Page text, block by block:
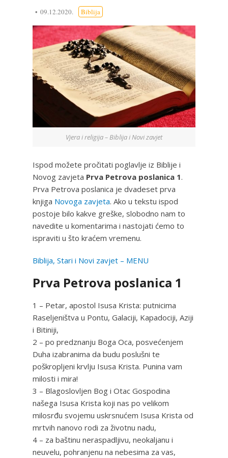
09.12.2020. Biblija
Vjera i religija – Biblija i Novi zavjet
Ispod možete pročitati poglavlje iz Biblije i
Novog zavjeta Prva Petrova poslanica 1.
Prva Petrova poslanica je dvadeset prva
knjiga Novoga zavjeta. Ako u tekstu ispod
postoje bilo kakve greške, slobodno nam to
navedite u komentarima i nastojati ćemo to
ispraviti u što kraćem vremenu.
Biblija, Stari i Novi zavjet – MENU
Prva Petrova poslanica 1
1 – Petar, apostol Isusa Krista: putnicima
Raseljeništva u Pontu, Galaciji, Kapadociji, Aziji
i Bitiniji,
2 – po predznanju Boga Oca, posvećenjem
Duha izabranima da budu poslušni te
poškropljeni krvlju Isusa Krista. Punina vam
milosti i mira!
3 – Blagoslovljen Bog i Otac Gospodina
našega Isusa Krista koji nas po velikom
milosrđu svojemu uskrsnućem Isusa Krista od
mrtvih nanovo rodi za životnu nadu,
4 – za baštinu neraspadljivu, neokaljanu i
neuvelu, pohranjenu na nebesima za vas,